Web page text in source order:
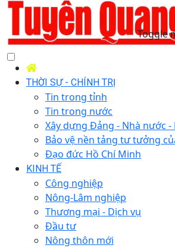
Toggle
THỜI SỰ - CHÍNH TRỊ
Tin trong tỉnh
Tin trong nước
Xây dựng Đảng - Nhà nước -
Bảo vệ nền tảng tư tưởng
Đạo đức Hồ Chí Minh
KINH TẾ
Công nghiệp
Nông-Lâm nghiệp
Thương mại - Dịch vụ
Đầu tư
Nông thôn mới